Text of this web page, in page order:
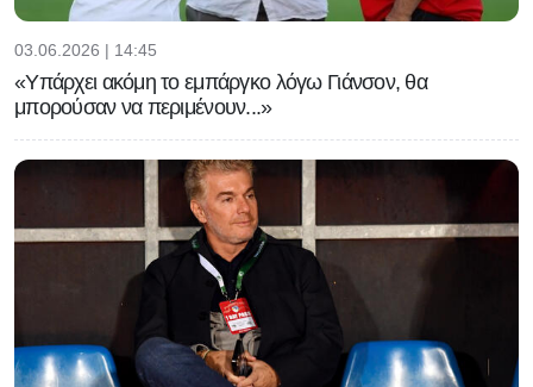
03.06.2026 | 14:45
«Υπάρχει ακόμη το εμπάργκο λόγω Γιάνσον, θα
μπορούσαν να περιμένουν...»